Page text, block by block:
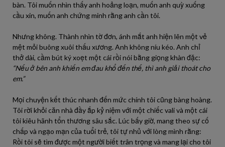
bàn. Tôi muốn nhìn thấy anh hoảng loạn, muốn anh quỳ xuống
cầu xin, muốn anh chứng minh rằng anh cần tôi.
Nhưng không. Thành nhìn tờ đơn, ánh mắt anh hiện lên một vẻ
mệt mỏi buông xuôi thấu xương. Anh không níu kéo. Anh chỉ
thở dài, cầm bút ký xoẹt một cái rồi nói bằng giọng khàn đặc:
“Nếu ở bên anh khiến em đau khổ đến thế, thì anh giải thoát cho
em.”
Mọi chuyện kết thúc nhanh đến mức chính tôi cũng bàng hoàng.
Tôi rời khỏi căn nhà đầy ắp kỷ niệm với một chiếc vali và một cái
tôi kiêu hãnh tổn thương sâu sắc. Lúc bấy giờ, mang theo sự cố
chấp và ngạo mạn của tuổi trẻ, tôi tự nhủ với lòng mình rằng:
Rồi tôi sẽ tìm được một người biết trân trọng và mang lại cho tôi